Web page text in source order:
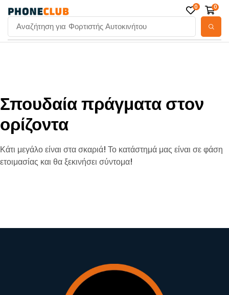
Αναζήτηση για Φορτιστής Αυτοκινήτου
0 0
Σπουδαία πράγματα στον
ορίζοντα
Κάτι μεγάλο είναι στα σκαριά! Το κατάστημά μας είναι σε φάση
ετοιμασίας και θα ξεκινήσει σύντομα!